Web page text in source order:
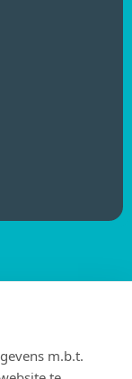
in de
m.b.t.